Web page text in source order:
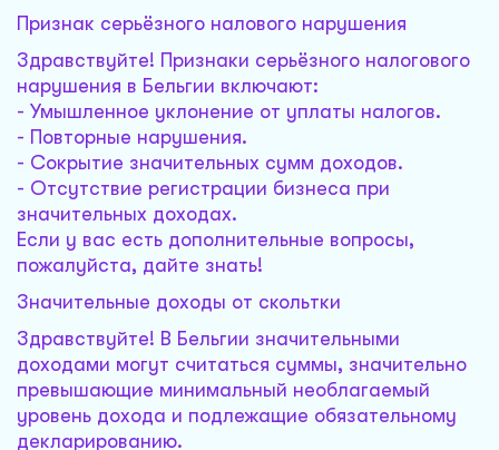
Признак серьёзного налового нарушения
Здравствуйте! Признаки серьёзного налогового
нарушения в Бельгии включают:
- Умышленное уклонение от уплаты налогов.
- Повторные нарушения.
- Сокрытие значительных сумм доходов.
- Отсутствие регистрации бизнеса при
значительных доходах.
Если у вас есть дополнительные вопросы,
пожалуйста, дайте знать!
Значительные доходы от скольтки
Здравствуйте! В Бельгии значительными
доходами могут считаться суммы, значительно
превышающие минимальный необлагаемый
уровень дохода и подлежащие обязательному
декларированию.